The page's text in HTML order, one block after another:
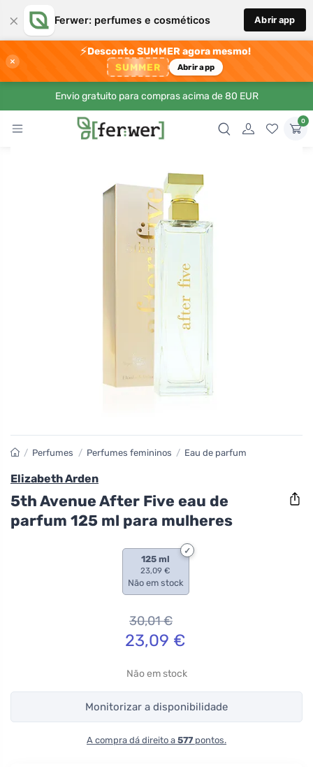
× Ferwer: perfumes e cosméticos Abrir app
×
⚡Desconto SUMMER agora mesmo!
SUMMER Abrir app
Envio gratuito para compras acima de 80 EUR
0
/ Perfumes / Perfumes femininos / Eau de parfum
Elizabeth Arden
5th Avenue After Five eau de
parfum 125 ml para mulheres
125 ml
23,09 €
Não em stock
30,01€
23,09 €
Não em stock
Monitorizar a disponibilidade
A compra dá direito a 577 pontos.